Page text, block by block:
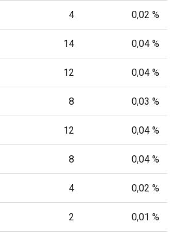
4 0,02 %
14 0,04 %
12 0,04 %
8 0,03 %
12 0,04 %
8 0,04 %
4 0,02 %
2 0,01 %